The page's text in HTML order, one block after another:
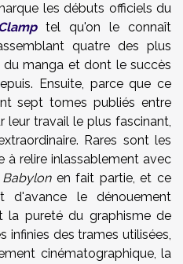
les débuts officiels du
tel qu'on le connaît
quatre des plus
manga et dont le succès
Ensuite, parce que ce
sept tomes publiés entre
leur travail le plus fascinant,
Rares sont les
à relire inlassablement avec
Babylonen fait partie, et ce
le dénouement
la pureté du graphisme de
infinies des trames utilisées,
cinématographique, la